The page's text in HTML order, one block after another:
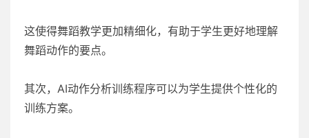
这使得舞蹈教学更加精细化，有助于学生更好地理解
舞蹈动作的要点。
其次，AI动作分析训练程序可以为学生提供个性化的
训练方案。